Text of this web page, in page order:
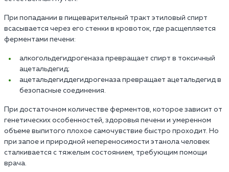
При попадании в пищеварительный тракт этиловый спирт
всасывается через его стенки в кровоток, где расщепляется
ферментами печени:
алкогольдегидрогеназа превращает спирт в токсичный
ацетальдегид;
ацетальдегиддегидрогеназа превращает ацетальдегид в
безопасные соединения.
При достаточном количестве ферментов, которое зависит от
генетических особенностей, здоровья печени и умеренном
объеме выпитого плохое самочувствие быстро проходит. Но
при запое и природной непереносимости этанола человек
сталкивается с тяжелым состоянием, требующим помощи
врача.